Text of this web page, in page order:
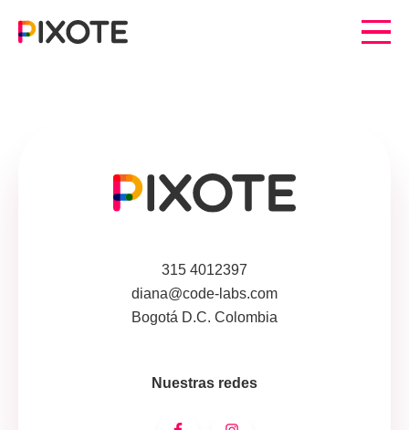
315 4012397
diana@code-labs.com
Bogotá D.C. Colombia
Nuestras redes